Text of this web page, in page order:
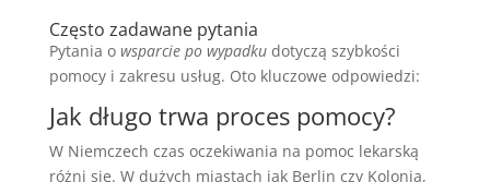
Często zadawane pytania
Pytania o wsparcie po wypadkudotyczą szybkości
pomocy i zakresu usług. Oto kluczowe odpowiedzi:
Jak długo trwa proces pomocy?
W Niemczech czas oczekiwania na pomoc lekarską
różni się. W dużych miastach jak Berlin czy Kolonia,